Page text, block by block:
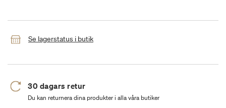
Se lagerstatus i butik
30 dagars retur
Du kan returnera dina produkter i alla våra butiker